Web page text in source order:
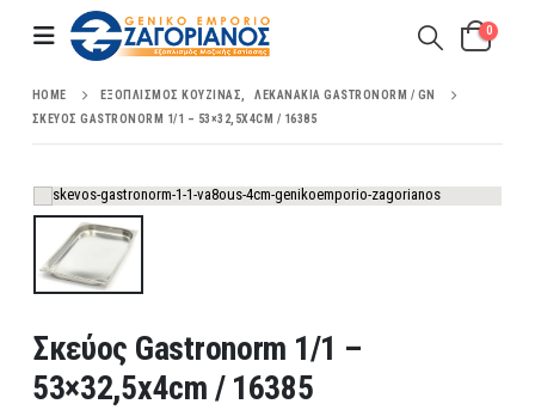
0
HOME ΕΞΟΠΛΙΣΜΌΣ ΚΟΥΖΊΝΑΣ
ΛΕΚΑΝΆΚΙΑ GASTRONORM / GN
ΣΚΕΎΟΣ GASTRONORM 1/1 – 53×32,5X4CM / 16385
Σκεύος Gastronorm 1/1 –
53×32,5x4cm / 16385